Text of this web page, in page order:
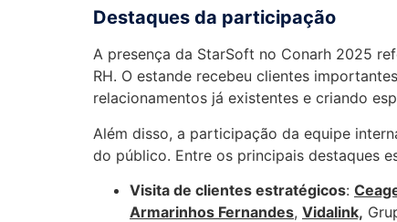
Destaques da participação
A presença da StarSoft no Conarh 2025
RH. O estande recebeu clientes
relacionamentos já existentes e criando
Além disso, a participação da equipe
do público. Entre os principais destaques
Visita de clientes estratégicos:
Armarinhos Fernandes, Vidalink,